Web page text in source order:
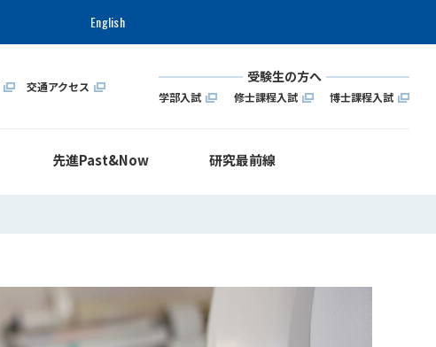
English
交通アクセス
受験生の方へ
学部入試 修士課程入試 博士課程入試
先進Past&Now 研究最前線